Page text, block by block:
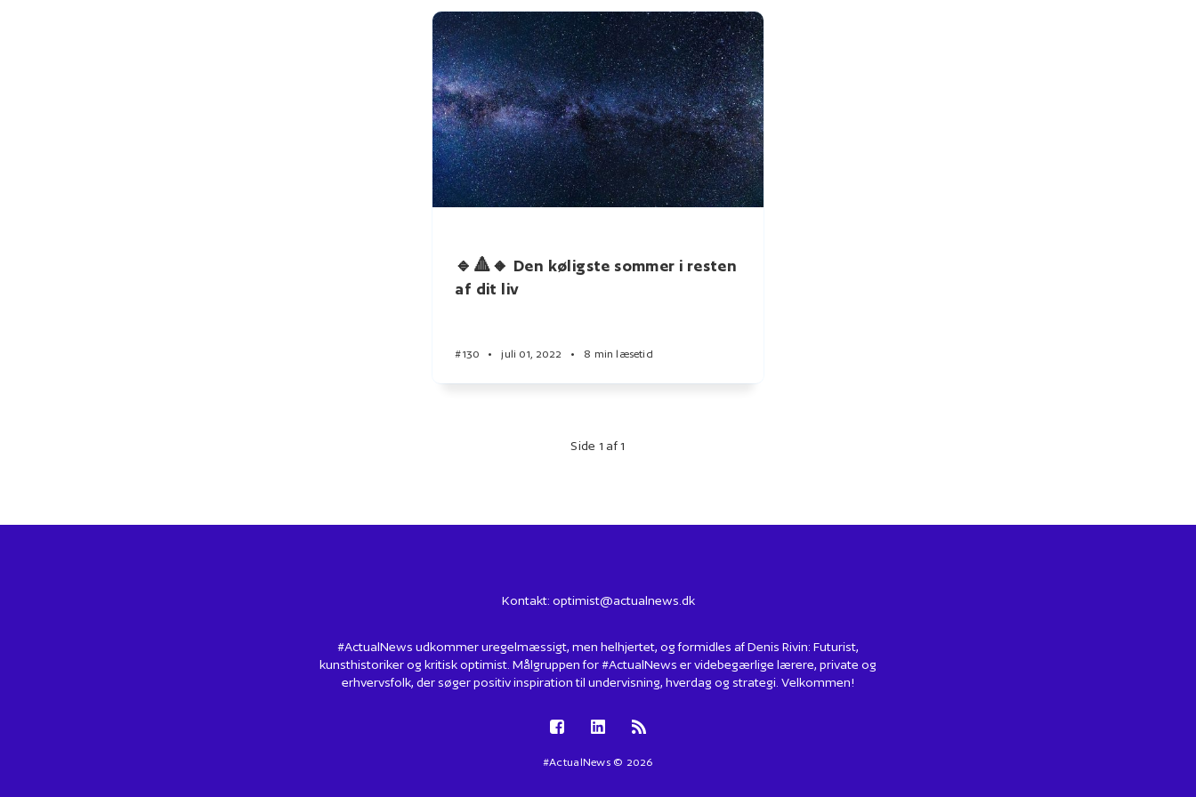
🔹🔺🔸 Den køligste sommer i resten
af dit liv
#130 • juli 01, 2022 • 8 min læsetid
Side 1 af 1
Kontakt: optimist@actualnews.dk
#ActualNews udkommer uregelmæssigt, men helhjertet, og formidles af Denis Rivin: Futurist,
kunsthistoriker og kritisk optimist. Målgruppen for #ActualNews er videbegærlige lærere, private og
erhvervsfolk, der søger positiv inspiration til undervisning, hverdag og strategi. Velkommen!
#ActualNews © 2026